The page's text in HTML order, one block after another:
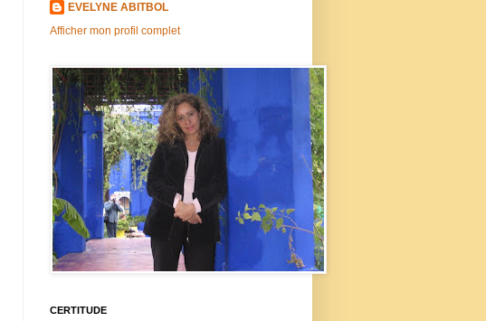
EVELYNE ABITBOL
Afficher mon profil complet
CERTITUDE